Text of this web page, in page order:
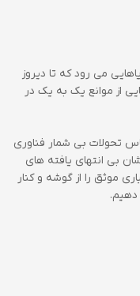
می رود که تا دیروز
از موانع یک به یک در
تحولات بی شمار فناوری
بی انتهای یافته های
موثق را از گوشه و کنار
دهیم.